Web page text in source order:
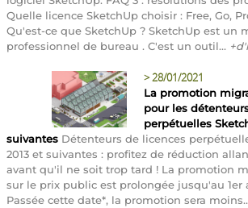
Quelle licence SketchUp choisir : Free, Go,
Qu'est-ce que SketchUp ? SketchUp est un
professionnel de bureau . C'est un outil...
>28/01/2021
La promotion
pour les
perpétuelles
suivantes Détenteurs de licences
2013 et suivantes : profitez de réduction
avant qu'il ne soit trop tard ! La promotion
sur le prix public est prolongée jusqu'au 1er
Passée cette date*, la promotion sera